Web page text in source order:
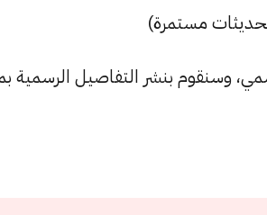
مستمرة)
وسنقوم بنشر التفاصيل الرسمية